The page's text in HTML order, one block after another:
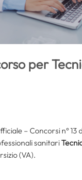
per
– Concorsi n°
sanitari
(VA).